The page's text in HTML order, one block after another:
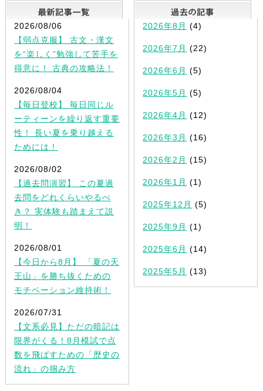
最新記事一覧
2026/08/06
【弱点克服】 古文・漢文
を“楽しく”勉強して苦手を
得意に！ 古典の攻略法！
2026/08/04
【毎日登校】 毎日同じル
ーティーンを繰り返す重要
性！ 長い夏を乗り越える
ためには！
2026/08/02
【過去問演習】 この夏過
去問をどれくらいやるべ
き？ 実体験も踏まえて説
明！
2026/08/01
【今日から8月】 「夏の天
王山」を勝ち抜くための
モチベーション維持術！
2026/07/31
【文系必見】ただの暗記は
限界がくる！8月模試で点
数を飛ばすための「歴史の
流れ」の掴み方
2026年8月 (4)
2026年7月 (22)
2026年6月 (5)
2026年5月 (5)
2026年4月 (12)
2026年3月 (16)
2026年2月 (15)
2026年1月 (1)
2025年12月 (5)
2025年9月 (1)
2025年6月 (14)
2025年5月 (13)